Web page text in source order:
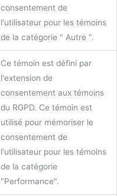
consentement de
l'utilisateur pour les témoins
de la catégorie " Autre ".
Ce témoin est défini par
l'extension de
consentement aux témoins
du RGPD. Ce témoin est
utilisé pour mémoriser le
consentement de
l'utilisateur pour les témoins
de la catégorie
"Performance".